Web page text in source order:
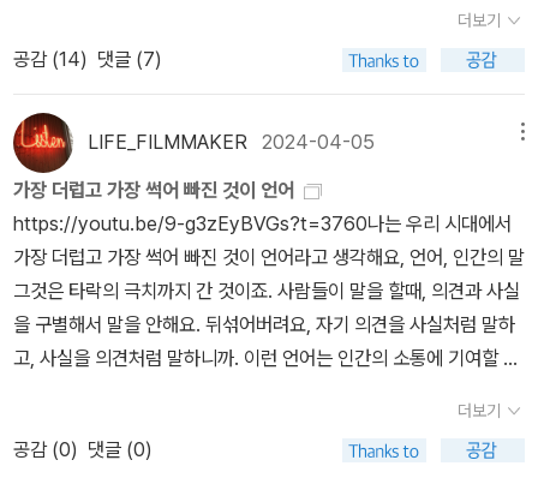
부터라도 집안일을 도맡고 아이(손자)를 도맡아서 돌볼 줄 안다면, 아
기 똥오줌 천기저귀를 갈고서 손빨래를 할 수 있다면, 이때부터는 ‘꼰
는 사람으로서 사랑을 숲빛으로 펴며 배우고 익히는 길’이다. 다시 말
하자면, 집안일과 집살림 이야기가 없이 쓰는 글(문학)이라면, 모두
‘글흉내’나 ‘글인 척’에서 쳇바퀴라고 느낀다.ㅍㄹㄴ글 : 숲노래·파란
놀(최종규). 낱말책을 쓴다. 《풀꽃나무 들숲노래 동시 따라쓰기》, 《새
로 쓰는 말밑 꾸러미 사전》, 《미래세대를 위한 우리말과 문해력》, 《들
꽃내음 따라 걷다가 작은책집을 보았습니다》, 《우리말꽃》, 《쉬운 말
이 평화》, 《곁말》, 《책숲마실》, 《우리말 수수께끼 동시》, 《시골에서
살림 짓는 즐거움》, 《이오덕 마음 읽기》을 썼다. blog.naver.com/h
고생하는 게 아니라 자전거 못 타면 다리가 고생한다. 뭐 운동이 될 거
라고? 천만에. 아예 안 걷는 게 문제.구청에서 자전거 교실이 있어 신
청했다.주 3일 3개월. 꽤 길다.처음엔 따릉이로 가까운 곳 이동하는
정도의 수준으로만 목표를 잡았는데 어랏!자전거교실 1개월 차에는
따릉이 수준.2개월 차에는 한강 라이딩.3개월 차에는 장거리 라이딩
까지 가능하단다.목표 수정.첫날, 두 발로 자전거를 끌다시피 하고 자
전거 익숙해지기.둘째 날, 안장 높여 페달에 발올리고 굴리기.셋째 날,
큰 자전거로 바꿔줬다.나, 생각보다 잘한다. 이놈의 운동신경이란. ㅋ
ㅋ넷째 날, 운동량 및 라이딩 지속시간 늘리는 중.자전거 배우는 곳이
한강과 가까운 곳이다.자전거로는 10분도 안 걸리는 거리인데 도보
로 35분이 걸린다.마을버스를 타고 갈 수 있는데 이게 한 시간에 두
번 운행, 그래서 버스 시간 안 맞으면 한 시간이 걸리기도 하는 곳이
다.그래, 걸어보자.평소 하루 1000보도 잘 안 걷던 내가 변했다.어제
더보기
공감 (14) 댓글 (7)
LIFE_FILMMAKER 2024-04-05
가장 더럽 고 가장 썩어 빠진 것이 언어
https://youtu.be/9-g3zEyBVGs?t=3760나는 우리 시대에서
가장 더럽고 가장 썩어 빠진 것이 언어라고 생각해요, 언어, 인간의 말
그것은 타락의 극치까지 간 것이죠. 사람들이 말을 할때, 의견과 사실
을 구별해서 말을 안해요. 뒤섞어버려요, 자기 의견을 사실처럼 말하
고, 사실을 의견처럼 말하니까. 이런 언어는 인간의 소통에 기여할 수
이 단절되는 거에요, 단절은 이미 거의 다 완성이 됐죠. 언어가 인간을
단절시켜 버리는 거에요, 그러니까 이게 참 이루 말할 수가 없는 끔찍
더보기
공감 (0) 댓글 (0)